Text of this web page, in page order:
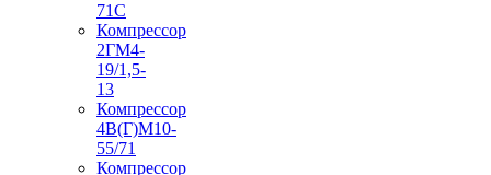
71С
Компрессор
2ГМ4-
19/1,5-
13
Компрессор
4В(Г)М10-
55/71
Компрессор